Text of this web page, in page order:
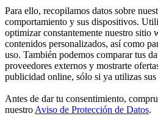
Para ello, recopilamos datos sobre
comportamiento y sus dispositivos.
optimizar constantemente nuestro sitio
contenidos personalizados, así como
uso. También podemos comparar tus
proveedores externos y mostrarte
publicidad online, sólo si ya utilizas sus
Antes de dar tu consentimiento,
nuestro Aviso de Protección de Datos.